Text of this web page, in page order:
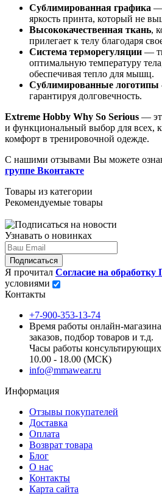
Сублимированная графика —
яркость принта, который не
Высококачественная ткань,
прилегает к телу благодаря
Система терморегуляции —
оптимальную температуру
обеспечивая тепло для мышц.
Сублимированные логотипы
гарантируя долговечность.
Extreme Hobby Why So Serious —
и функциональный выбор для всех,
комфорт в тренировочной одежде.
С нашими отзывами Вы можете
группе Вконтакте
Товары из категории
Рекомендуемые товары
Узнавать о новинках
Подписаться
Я прочитал Согласие на обработку
условиями
Контакты
+7-900-353-13-74
Время работы онлайн-
заказов, подбор товаров и т.д.
Часы работы
10.00 - 18.00 (МСК)
info@mmawear.ru
Информация
Отзывы покупателей
Доставка
Оплата
Возврат товара
Блог
О нас
Контакты
Карта сайта